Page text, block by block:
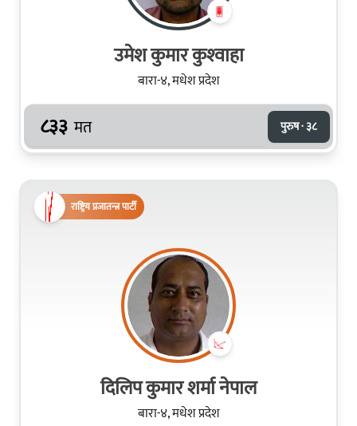
उमेश कुमार कुश्‍वाहा
बारा-४, मधेश प्रदेश
८३३ मत पुरुष · ३८
राष्ट्रिय प्रजातन्त्र पार्टी
दिलिप कुमार शर्मा नेपाल
बारा-४, मधेश प्रदेश